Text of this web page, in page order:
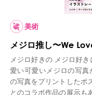
美術
メジロ推し〜We
メジロ好きの メジロ好
愛い可愛いメジロの写
の写真をプリントしたポ
とのコラボ作品の展示も